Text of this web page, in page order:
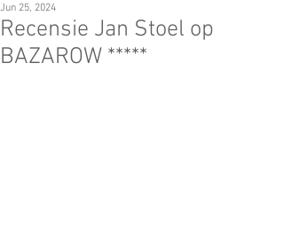
Recensie Jan Stoel op
BAZAROW *****
Jun 25, 2024